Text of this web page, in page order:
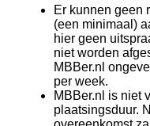
Er kunnen geen
(een minimaal)
hier geen
niet worden
MBBer.nl
per week.
MBBer.nl is niet
plaatsingsduur.